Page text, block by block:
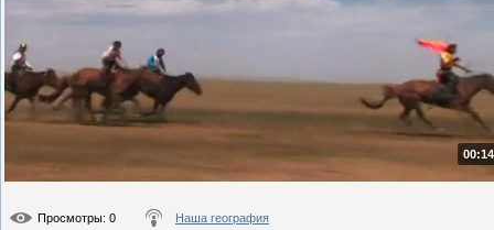
Просмотры: 0 Наша география